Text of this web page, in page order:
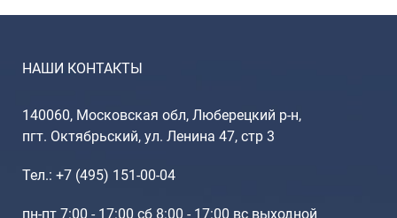
Сумки детские
Рюкзаки
Рюкзаки городские
НАШИ КОНТАКТЫ
140060, Московская обл, Люберецкий р-н,
пгт. Октябрьский, ул. Ленина 47, стр 3
Тел.: +7 (495) 151-00-04
пн-пт 7:00 - 17:00 сб 8:00 - 17:00 вс выходной